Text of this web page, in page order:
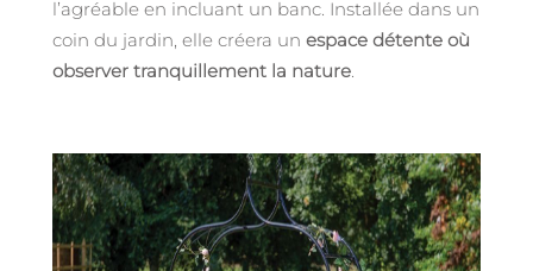
l’agréable en incluant un banc. Installée dans un
coin du jardin, elle créera un espace détente où
observer tranquillement la nature.